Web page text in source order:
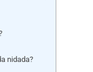
nidada?